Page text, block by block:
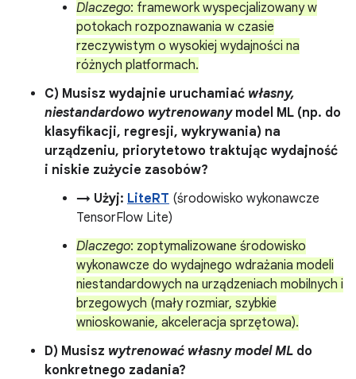
Dlaczego: framework wyspecjalizowany w
potokach rozpoznawania w czasie
rzeczywistym o wysokiej wydajności na
różnych platformach.
C) Musisz wydajnie uruchamiać własny,
niestandardowo wytrenowanymodel ML (np. do
klasyfikacji, regresji, wykrywania) na
urządzeniu, priorytetowo traktując wydajność
i niskie zużycie zasobów?
→ Użyj: LiteRT (środowisko wykonawcze
TensorFlow Lite)
Dlaczego: zoptymalizowane środowisko
wykonawcze do wydajnego wdrażania modeli
niestandardowych na urządzeniach mobilnych i
brzegowych (mały rozmiar, szybkie
wnioskowanie, akceleracja sprzętowa).
D) Musisz wytrenować własny model ML do
konkretnego zadania?